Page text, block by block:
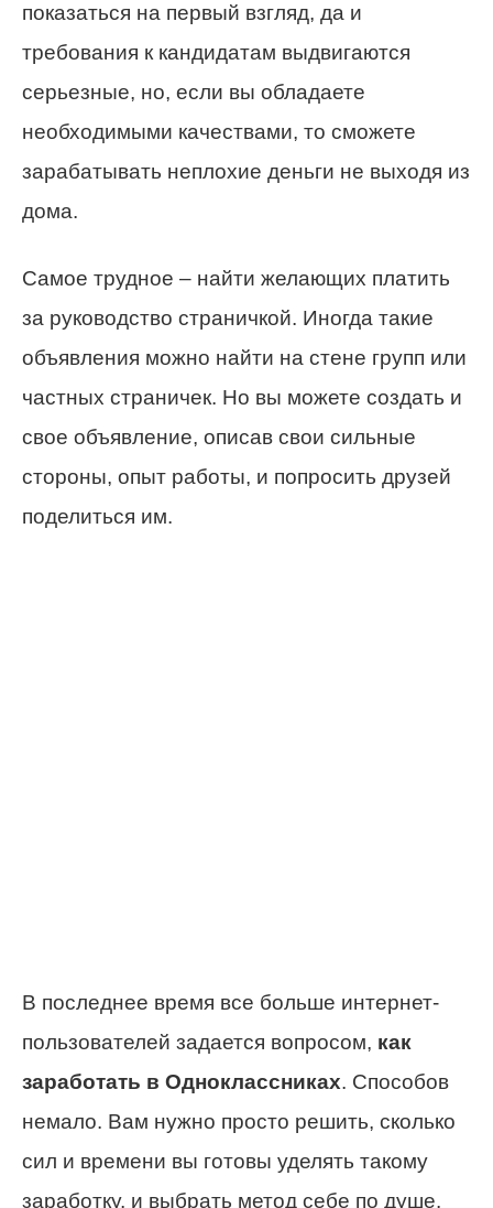
показаться на первый взгляд, да и
требования к кандидатам выдвигаются
серьезные, но, если вы обладаете
необходимыми качествами, то сможете
зарабатывать неплохие деньги не выходя из
дома.
Самое трудное – найти желающих платить
за руководство страничкой. Иногда такие
объявления можно найти на стене групп или
частных страничек. Но вы можете создать и
свое объявление, описав свои сильные
стороны, опыт работы, и попросить друзей
поделиться им.
В последнее время все больше интернет-
пользователей задается вопросом, как
заработать в Одноклассниках. Способов
немало. Вам нужно просто решить, сколько
сил и времени вы готовы уделять такому
заработку, и выбрать метод себе по душе.